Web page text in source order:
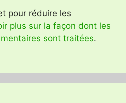
pour réduire les
plus sur la façon dont les
sont traitées.